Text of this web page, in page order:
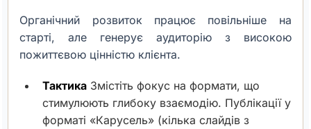
Органічний розвиток працює повільніше на
старті, але генерує аудиторію з високою
пожиттєвою цінністю клієнта.
Тактика Змістіть фокус на формати, що
стимулюють глибоку взаємодію. Публікації у
форматі «Карусель» (кілька слайдів з